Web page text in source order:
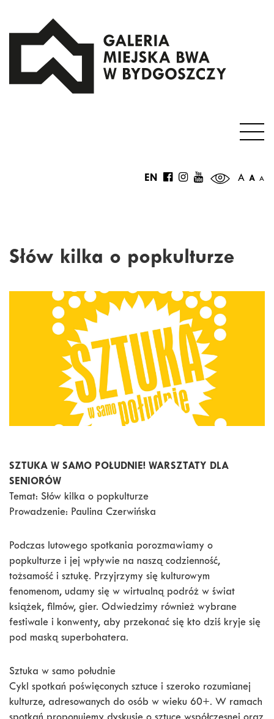
A A A
EN
Słów kilka o popkulturze
SZTUKA W SAMO POŁUDNIE! WARSZTATY DLA
SENIORÓW
Temat: Słów kilka o popkulturze
Prowadzenie: Paulina Czerwińska
Podczas lutowego spotkania porozmawiamy o
popkulturze i jej wpływie na naszą codzienność,
tożsamość i sztukę. Przyjrzymy się kulturowym
fenomenom, udamy się w wirtualną podróż w świat
książek, filmów, gier. Odwiedzimy również wybrane
festiwale i konwenty, aby przekonać się kto dziś kryje się
pod maską superbohatera.
Sztuka w samo południe
Cykl spotkań poświęconych sztuce i szeroko rozumianej
kulturze, adresowanych do osób w wieku 60+. W ramach